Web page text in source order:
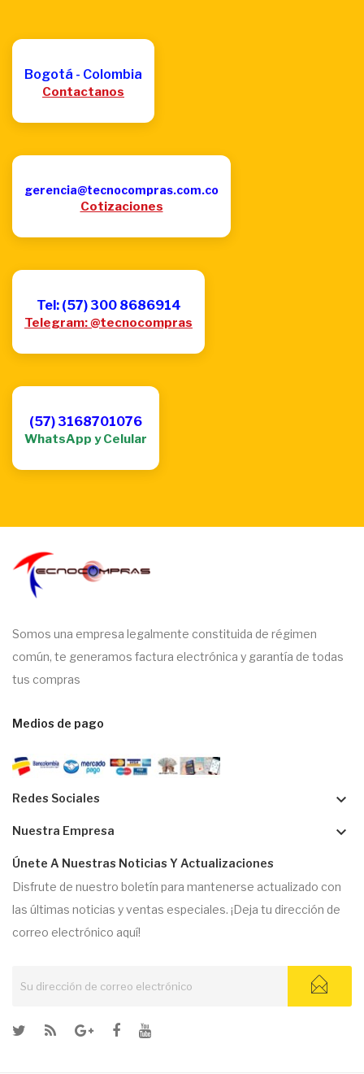
Bogotá - Colombia
Contactanos
gerencia@tecnocompras.com.co
Cotizaciones
Tel: (57) 300 8686914
Telegram: @tecnocompras
(57) 3168701076
WhatsApp y Celular
Somos una empresa legalmente constituida de régimen
común, te generamos factura electrónica y garantía de todas
tus compras
Medios de pago
Redes Sociales keyboard_arrow_down
Nuestra Empresa keyboard_arrow_down
Únete A Nuestras Noticias Y Actualizaciones
Disfrute de nuestro boletín para mantenerse actualizado con
las últimas noticias y ventas especiales. ¡Deja tu dirección de
correo electrónico aquí!